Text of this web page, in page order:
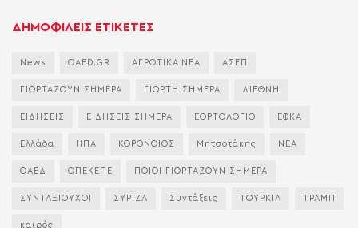
ΔΗΜΟΦΙΛΕΙΣ ΕΤΙΚΕΤΕΣ
News OAED.GR ΑΓΡΟΤΙΚΑ ΝΕΑ ΑΣΕΠ
ΓΙΟΡΤΑΖΟΥΝ ΣΗΜΕΡΑ ΓΙΟΡΤΗ ΣΗΜΕΡΑ ΔΙΕΘΝΗ
ΕΙΔΗΣΕΙΣ ΕΙΔΗΣΕΙΣ ΣΗΜΕΡΑ ΕΟΡΤΟΛΟΓΙΟ ΕΦΚΑ
Ελλάδα ΗΠΑ ΚΟΡΟΝΟΙΟΣ Μητσοτάκης ΝΕΑ
ΟΑΕΔ ΟΠΕΚΕΠΕ ΠΟΙΟΙ ΓΙΟΡΤΑΖΟΥΝ ΣΗΜΕΡΑ
ΣΥΝΤΑΞΙΟΥΧΟΙ ΣΥΡΙΖΑ Συντάξεις ΤΟΥΡΚΙΑ ΤΡΑΜΠ
καιρός